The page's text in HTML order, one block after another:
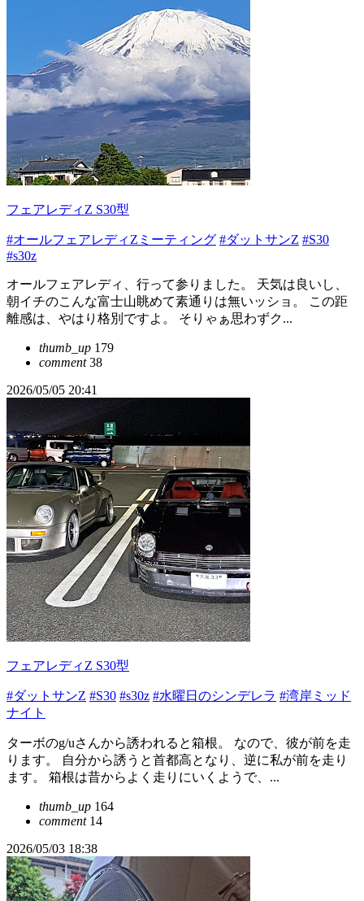
フェアレディZ S30型
#オールフェアレディZミーティング #ダットサンZ #S30
#s30z
オールフェアレディ、行って参りました。 天気は良いし、
朝イチのこんな富士山眺めて素通りは無いッショ。 この距
離感は、やはり格別ですよ。 そりゃぁ思わずク...
thumb_up 179
comment38
2026/05/05 20:41
フェアレディZ S30型
#ダットサンZ #S30 #s30z #水曜日のシンデレラ #湾岸ミッド
ナイト
ターボのg/uさんから誘われると箱根。 なので、彼が前を走
ります。 自分から誘うと首都高となり、逆に私が前を走り
ます。 箱根は昔からよく走りにいくようで、...
thumb_up 164
comment14
2026/05/03 18:38